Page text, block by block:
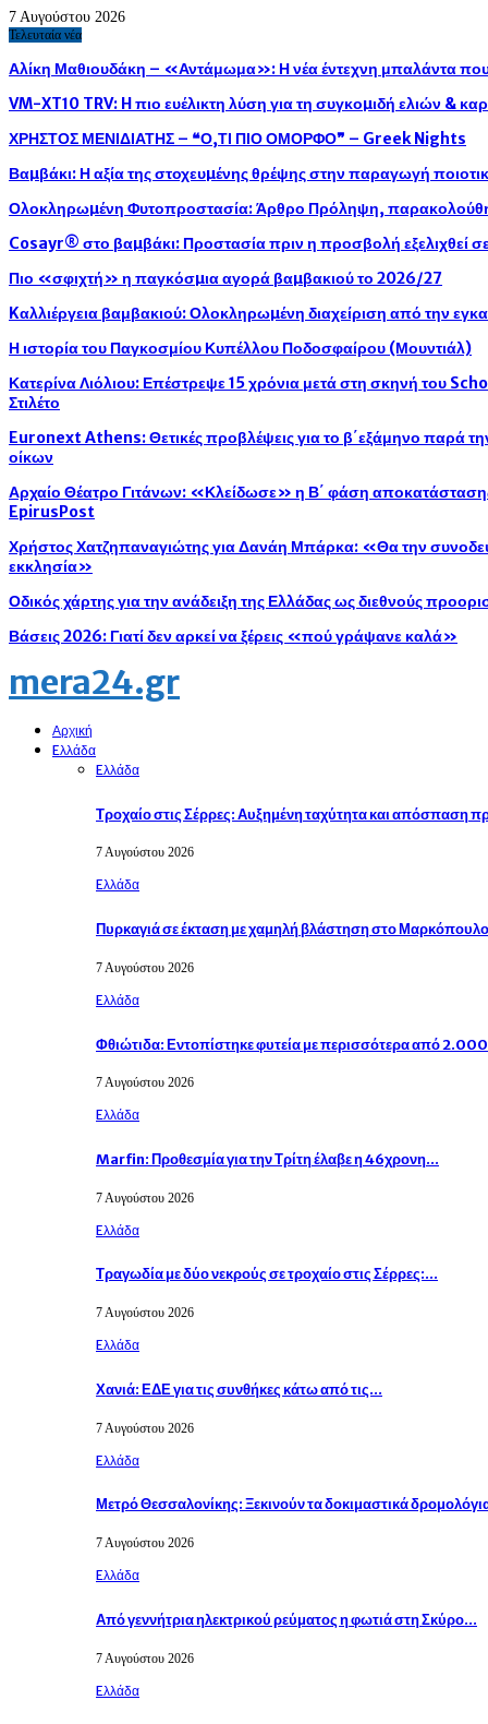
7 Αυγούστου 2026
Τελευταία νέα
Αλίκη Μαθιουδάκη – «Αντάμωμα»: Η νέα έντεχνη μπαλάντα
VM-XT10 TRV: H πιο ευέλικτη λύση για τη συγκοµιδή ελιών &
ΧΡΗΣΤΟΣ ΜΕΝΙΔΙΑΤΗΣ – ❝Ο,ΤΙ ΠΙΟ ΟΜΟΡΦΟ❞ – Greek Nights
Βαµβάκι: Η αξία της στοχευµένης θρέψης στην παραγωγή
Ολοκληρωµένη Φυτοπροστασία: Άρθρο Πρόληψη,
Cosayr® στο βαµβάκι: Προστασία πριν η προσβολή εξελιχθεί
Πιο «σφιχτή» η παγκόσµια αγορά βαµβακιού το 2026/27
Kαλλιέργεια βαμβακιού: Ολοκληρωµένη διαχείριση από την
Η ιστορία του Παγκοσμίου Κυπέλλου Ποδοσφαίρου (Μουντιάλ)
Κατερίνα Λιόλιου: Επέστρεψε 15 χρόνια μετά στη σκηνή του
Στιλέτο
Euronext Athens: Θετικές προβλέψεις για το β΄εξάμηνο παρά
οίκων
Αρχαίο Θέατρο Γιτάνων: «Κλείδωσε» η Β΄ φάση
EpirusPost
Χρήστος Χατζηπαναγιώτης για Δανάη Μπάρκα: «Θα την
εκκλησία»
Οδικός χάρτης για την ανάδειξη της Ελλάδας ως διεθνούς
Βάσεις 2026: Γιατί δεν αρκεί να ξέρεις «πού γράψανε καλά»
mera24.gr
Αρχική
Eλλάδα
Eλλάδα
Τροχαίο στις Σέρρες: Αυξημένη ταχύτητα και απόσπαση
7 Αυγούστου 2026
Eλλάδα
Πυρκαγιά σε έκταση με χαμηλή βλάστηση στο
7 Αυγούστου 2026
Eλλάδα
Φθιώτιδα: Εντοπίστηκε φυτεία με περισσότερα από
7 Αυγούστου 2026
Eλλάδα
Marfin: Προθεσμία για την Τρίτη έλαβε η 46χρονη…
7 Αυγούστου 2026
Eλλάδα
Τραγωδία με δύο νεκρούς σε τροχαίο στις Σέρρες:…
7 Αυγούστου 2026
Eλλάδα
Χανιά: ΕΔΕ για τις συνθήκες κάτω από τις…
7 Αυγούστου 2026
Eλλάδα
Μετρό Θεσσαλονίκης: Ξεκινούν τα δοκιμαστικά
7 Αυγούστου 2026
Eλλάδα
Από γεννήτρια ηλεκτρικού ρεύματος η φωτιά στη Σκύρο…
7 Αυγούστου 2026
Eλλάδα